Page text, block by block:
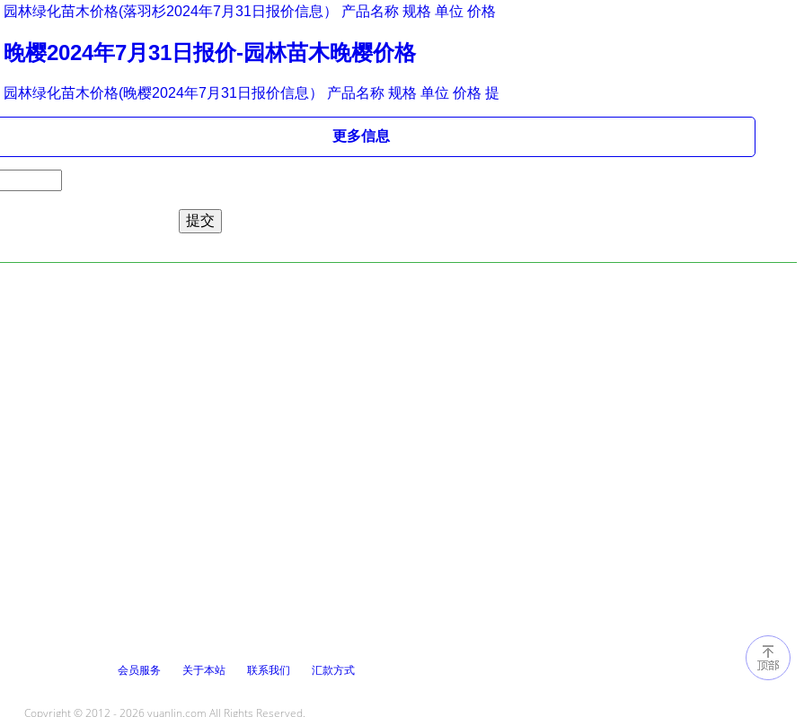
园林绿化苗木价格(落羽杉2024年7月31日报价信息） 产品名称 规格 单位 价格
晚樱2024年7月31日报价-园林苗木晚樱价格
园林绿化苗木价格(晚樱2024年7月31日报价信息） 产品名称 规格 单位 价格 提
更多信息
会员服务 关于本站 联系我们 汇款方式
Copyright © 2012 - 2026 yuanlin.com All Rights Reserved.